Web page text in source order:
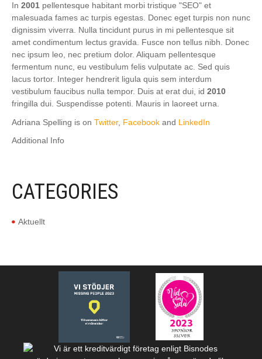
In 2001 pellentesque habitant morbi tristique "SEO" et
malesuada fames ac turpis egestas. Donec eget turpis non nunc
dignissim viverra. Nulla tincidunt purus in mi pellentesque sit
amet condimentum lectus gravida. Fusce non tellus nibh. Donec
nec ipsum leo, nec pretium dolor. Aliquam pellentesque
fermentum nunc, eu vestibulum felis vulputate ac. Sed quis
lacus tortor. Integer hendrerit ligula quis sem interdum
vestibulum faucibus nulla tempor. Duis at erat dui, id 2010
fringilla dui. Suspendisse potenti. Mauris in laoreet urna.
Adriana Spelling is on Twitter, Facebook and LinkedIn
Additional Info
CATEGORIES
Aktuellt